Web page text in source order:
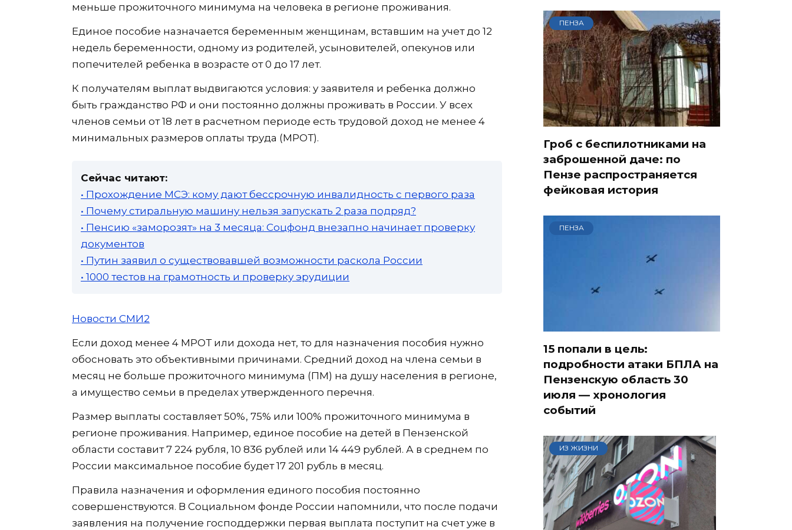
меньше прожиточного минимума на человека в регионе проживания.
Единое пособие назначается беременным женщинам, вставшим на учет до 12
недель беременности, одному из родителей, усыновителей, опекунов или
попечителей ребенка в возрасте от 0 до 17 лет.
К получателям выплат выдвигаются условия: у заявителя и ребенка должно
быть гражданство РФ и они постоянно должны проживать в России. У всех
членов семьи от 18 лет в расчетном периоде есть трудовой доход не менее 4
минимальных размеров оплаты труда (МРОТ).
Сейчас читают:
• Прохождение МСЭ: кому дают бессрочную инвалидность с первого раза
• Почему стиральную машину нельзя запускать 2 раза подряд?
• Пенсию «заморозят» на 3 месяца: Соцфонд внезапно начинает проверку
документов
• Путин заявил о существовавшей возможности раскола России
• 1000 тестов на грамотность и проверку эрудиции
Новости СМИ2
Если доход менее 4 МРОТ или дохода нет, то для назначения пособия нужно
обосновать это объективными причинами. Средний доход на члена семьи в
месяц не больше прожиточного минимума (ПМ) на душу населения в регионе,
а имущество семьи в пределах утвержденного перечня.
Размер выплаты составляет 50%, 75% или 100% прожиточного минимума в
регионе проживания. Например, единое пособие на детей в Пензенской
области составит 7 224 рубля, 10 836 рублей или 14 449 рублей. А в среднем по
России максимальное пособие будет 17 201 рубль в месяц.
Правила назначения и оформления единого пособия постоянно
совершенствуются. В Социальном фонде России напомнили, что после подачи
заявления на получение господдержки первая выплата поступит на счет уже в
ПЕНЗА
Гроб с беспилотниками на
заброшенной даче: по
Пензе распространяется
фейковая история
ПЕНЗА
15 попали в цель:
подробности атаки БПЛА на
Пензенскую область 30
июля — хронология
событий
ИЗ ЖИЗНИ